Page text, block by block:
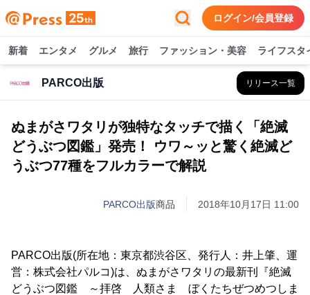
ログイン/会員登録
新着 エンタメ グルメ 旅行 ファッション・美容 ライフスタ
PARCO出版 リリース一覧
ぬまがさワタリが独特なタッチで描く「絶滅
どうぶつ図鑑」発売！ ウワ～ッと驚く絶滅ど
うぶつ77種をフルカラーで解説
PARCO出版商品 2018年10月17日 11:00
PARCO出版(所在地：東京都渋谷区、発行人：井上肇、運
営：株式会社パルコ)は、ぬまがさワタリの最新刊『絶滅
どうぶつ図鑑 ～拝啓 人類さま ぼくたちぜつめつしま